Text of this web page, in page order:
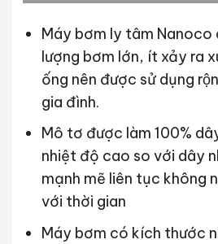
Máy bơm ly tâm Nanoco
lượng bơm lớn, ít xảy ra
ống nên được sử dụng
gia đình.
Mô tơ được làm 100%
nhiệt độ cao so với dây
mạnh mẽ liên tục không
với thời gian
Máy bơm có kích thước